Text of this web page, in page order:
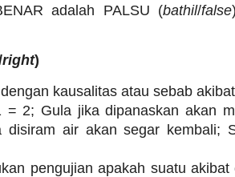
adalah PALSU (bathil/false
right)
kausalitas atau sebab
= 2; Gula jika dipanaskan akan
disiram air akan segar kembali;
pengujian apakah suatu